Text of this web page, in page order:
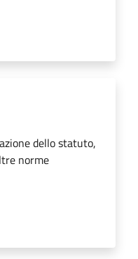
dello statuto,
norme